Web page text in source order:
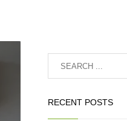
RECENT POSTS